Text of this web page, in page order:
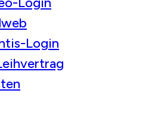
Login